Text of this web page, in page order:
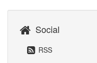
Social
RSS